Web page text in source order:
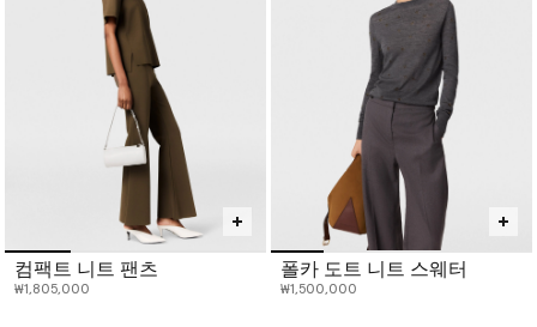
컴팩트 니트 팬츠
₩1,805,000
폴카 도트 니트 스웨터
₩1,500,000